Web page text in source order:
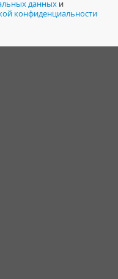
данных и
конфиденциальности